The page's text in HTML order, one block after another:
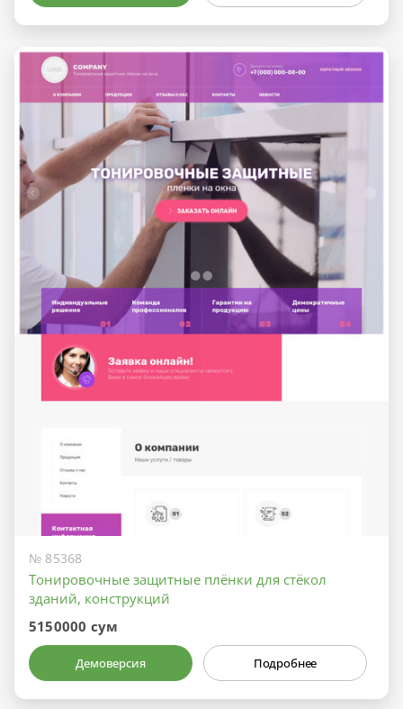
№ 85368
Тонировочные защитные плёнки для стёкол
зданий, конструкций
5150000 сум
Демоверсия Подробнее